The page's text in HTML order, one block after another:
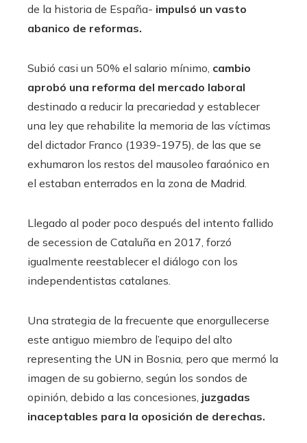
de la historia de España- impulsó un vasto
abanico de reformas.
Subió casi un 50% el salario mínimo, cambio
aprobó una reforma del mercado laboral
destinado a reducir la precariedad y establecer
una ley que rehabilite la memoria de las víctimas
del dictador Franco (1939-1975), de las que se
exhumaron los restos del mausoleo faraónico en
el estaban enterrados en la zona de Madrid.
Llegado al poder poco después del intento fallido
de secession de Cataluña en 2017, forzó
igualmente reestablecer el diálogo con los
independentistas catalanes.
Una strategia de la frecuente que enorgullecerse
este antiguo miembro de l’equipo del alto
representing the UN in Bosnia, pero que mermó la
imagen de su gobierno, según los sondos de
opinión, debido a las concesiones, juzgadas
inaceptables para la oposición de derechas.